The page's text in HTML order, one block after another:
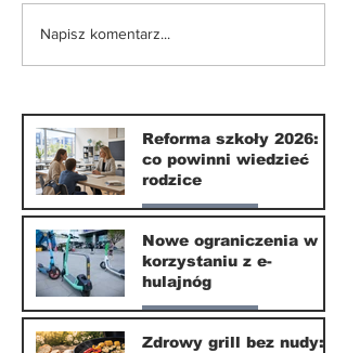
Nowe ograniczenia w
Napisz komentarz...
Reforma szkoły 2026:
co powinni wiedzieć
rodzice
Nasze miasto
10 lip
Nowe ograniczenia w
korzystaniu z e-
hulajnóg
Nasze miasto
Zdrowy grill bez nudy: